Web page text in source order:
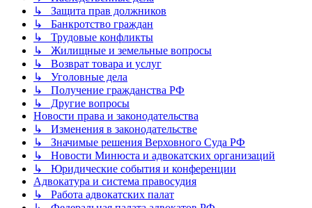
↳ Защита прав должников
↳ Банкротство граждан
↳ Трудовые конфликты
↳ Жилищные и земельные вопросы
↳ Возврат товара и услуг
↳ Уголовные дела
↳ Получение гражданства РФ
↳ Другие вопросы
Новости права и законодательства
↳ Изменения в законодательстве
↳ Значимые решения Верховного Суда РФ
↳ Новости Минюста и адвокатских организаций
↳ Юридические события и конференции
Адвокатура и система правосудия
↳ Работа адвокатских палат